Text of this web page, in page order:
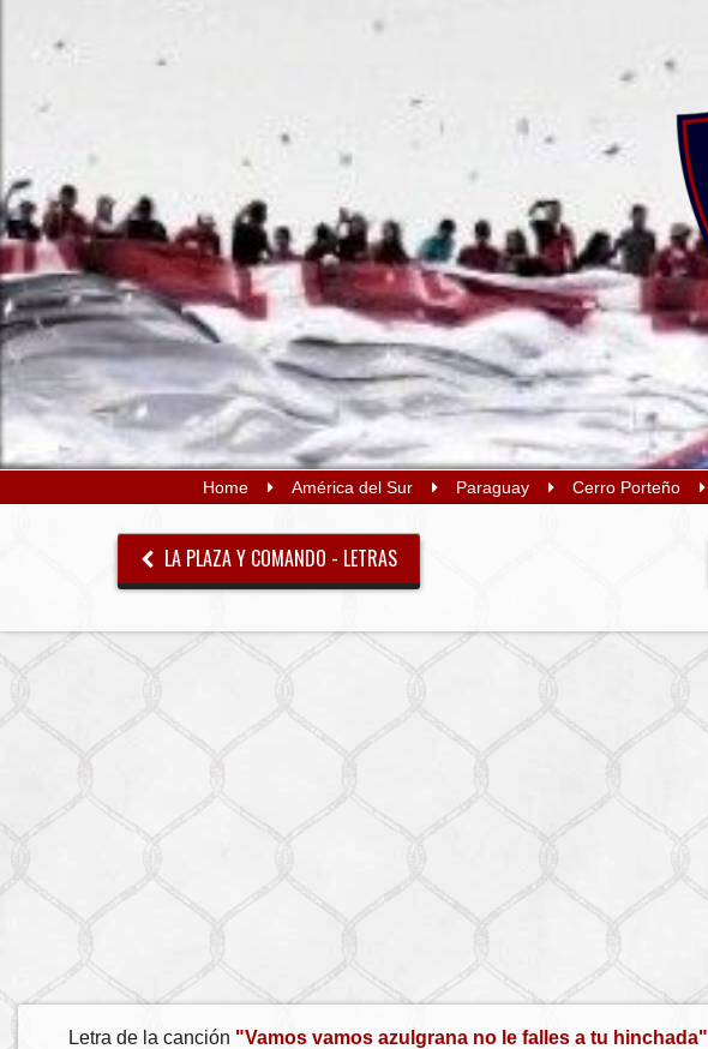
Home América del Sur Paraguay Cerro Porteño
LA PLAZA Y COMANDO - LETRAS
Letra de la canción "Vamos vamos azulgrana no le falles a tu hinchada"